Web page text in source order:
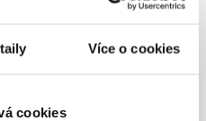
Více o cookies
cookies